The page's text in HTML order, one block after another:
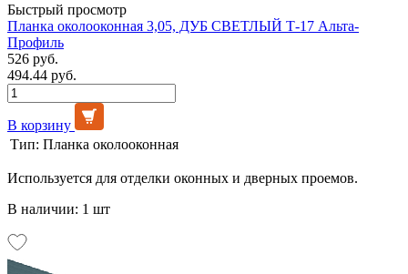
Быстрый просмотр
Планка околооконная 3,05, ДУБ СВЕТЛЫЙ Т-17 Альта-
Профиль
526 руб.
494.44 руб.
В корзину
Тип: Планка околооконная
Используется для отделки оконных и дверных проемов.
В наличии: 1 шт